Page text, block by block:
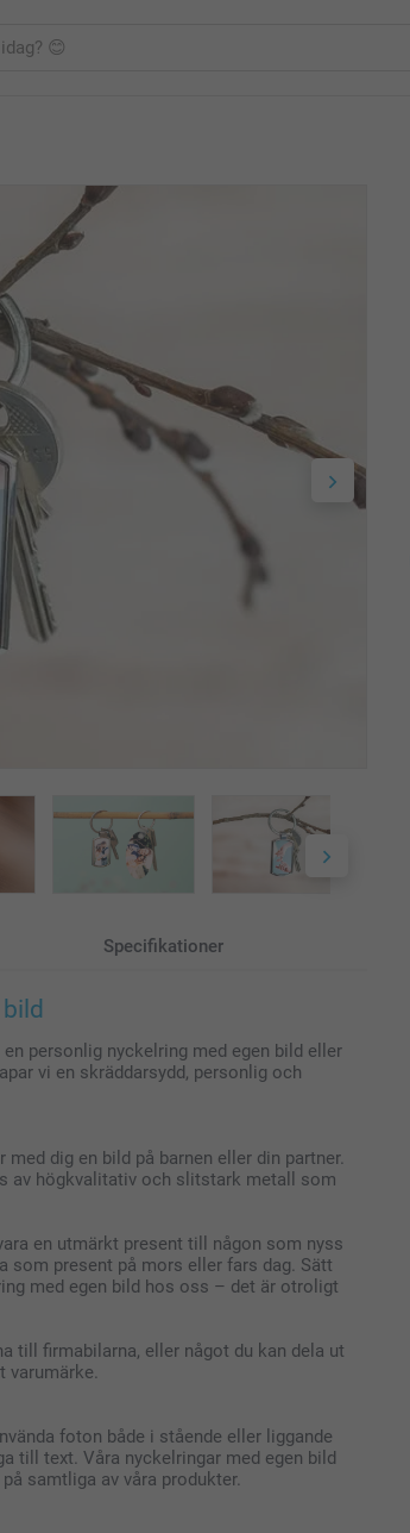
Specifikationer
personlig nyckelring med egen bild eller
vi en skräddarsydd, personlig och
dig en bild på barnen eller din partner.
av högkvalitativ och slitstark metall som
en utmärkt present till någon som nyss
som present på mors eller fars dag. Sätt
med egen bild hos oss – det är otroligt
till firmabilarna, eller något du kan dela ut
varumärke.
foton både i stående eller liggande
till text. Våra nyckelringar med egen bild
samtliga av våra produkter.